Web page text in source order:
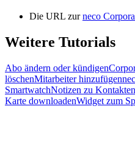
Die URL zurneco
Weitere Tutorials
Abo ändern oder kündigen
löschenMitarbeiter hinzufügen
SmartwatchNotizen zu Kontakten
Karte downloadenWidget zum